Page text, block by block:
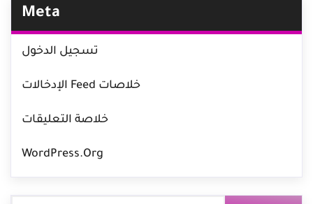
Meta
تسجيل الدخول
خلاصات Feed الإدخالات
خلاصة التعليقات
WordPress.org